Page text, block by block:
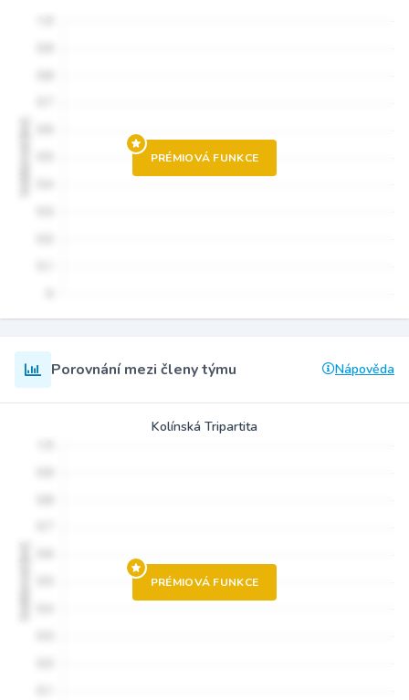
PRÉMIOVÁ FUNKCE
Porovnání mezi členy týmu Nápověda
Kolínská Tripartita
PRÉMIOVÁ FUNKCE